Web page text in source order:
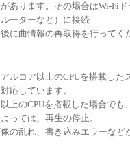
あります。その場合はWi-Fi
ーターなど）に接続
に曲情報の再取得を行ってく
ルコア以上のCPUを搭載した
応しています。
上のCPUを搭載した場合でも
っては、再生の停止、
の乱れ、書き込みエラーなど